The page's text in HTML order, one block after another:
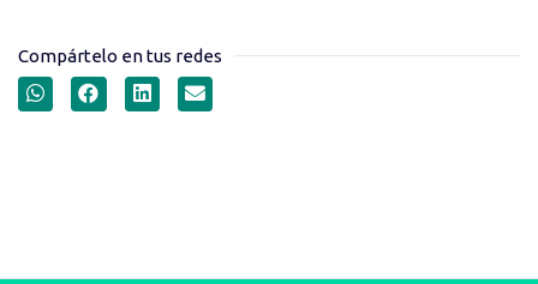
Compártelo en tus redes